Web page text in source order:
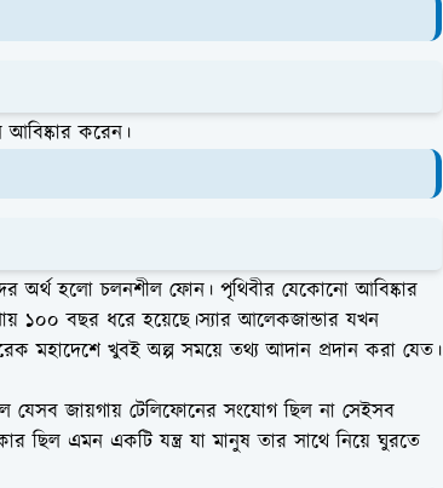
আবিষ্কার করেন।
অর্থ হলো চলনশীল ফোন। পৃথিবীর যেকোনো আবিষ্কার
১০০ বছর ধরে হয়েছে।স্যার আলেকজান্ডার যখন
মহাদেশে খুবই অল্প সময়ে তথ্য আদান প্রদান করা যেত।
যেসব জায়গায় টেলিফোনের সংযোগ ছিল না সেইসব
ছিল এমন একটি যন্ত্র যা মানুষ তার সাথে নিয়ে ঘুরতে